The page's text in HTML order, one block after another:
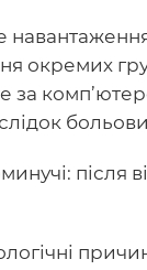
окремих
за
після